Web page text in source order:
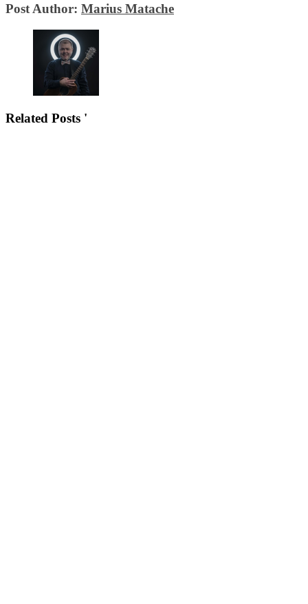
Post Author: Marius Matache
Related Posts '